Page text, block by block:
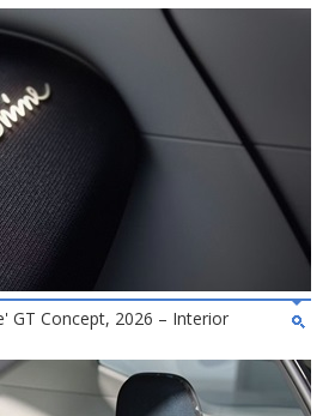
GT Concept, 2026 – Interior